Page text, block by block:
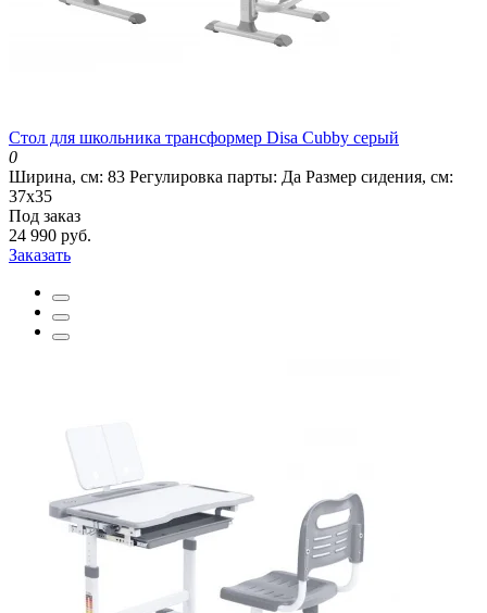
Стол для школьника трансформер Disa Cubby серый
0
Ширина, см: 83 Регулировка парты: Да Размер сидения, см:
37х35
Под заказ
24 990 руб.
Заказать